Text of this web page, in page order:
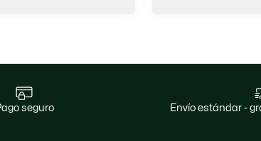
pago seguro envío estándar -